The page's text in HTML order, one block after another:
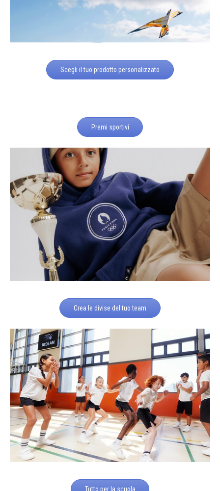
Scegli il tuo prodotto personalizzato
Premi sportivi
Crea le divise del tuo team
Tutto per la scuola